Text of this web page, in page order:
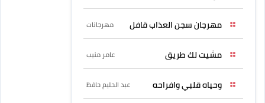
مهرجان سجن العذاب قافل مهرجانات
مشيت لك طريق عامر منيب
وحياه قلبي وافراحه عبد الحليم حافظ